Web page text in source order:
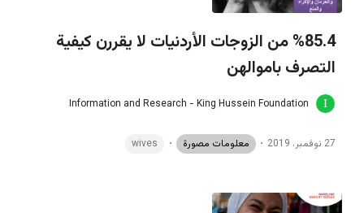
%85.4 من الزوجات الأردنيات لا يقررن كيفية
التصرف باموالهن
Information and Research - King Hussein Foundation
27 نوفمبر، 2019 معلومات مصورة wives